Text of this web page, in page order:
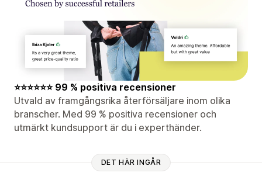
⭐⭐⭐⭐⭐⭐ 99 % positiva recensioner
Utvald av framgångsrika återförsäljare inom olika
branscher. Med 99 % positiva recensioner och
utmärkt kundsupport är du i experthänder.
DET HÄR INGÅR